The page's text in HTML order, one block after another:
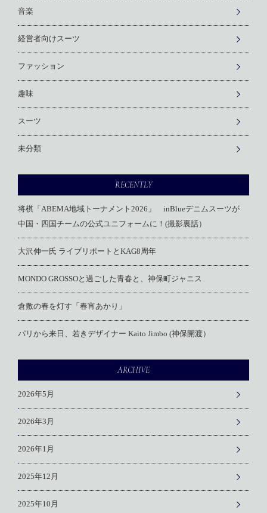
音楽
経営者向けスーツ
ファッション
趣味
スーツ
未分類
RECENTLY
将棋「ABEMA地域トーナメント2026」 inBlueデニムスーツが
中国・四国チームの公式ユニフォームに！(撮影裏話）
大沢伸一氏 ライブリポートとKAG8周年
MONDO GROSSOと過ごした青春と、神保町ジャニス
倉敷の春を灯す「春宵あかり」
パリから来日、若きデザイナー Kaito Jimbo (神保開渡）
ARCHIVE
2026年5月
2026年3月
2026年1月
2025年12月
2025年10月